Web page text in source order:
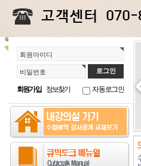
회원아이디
비밀번호
회원가입 정보찾기 자동로그인